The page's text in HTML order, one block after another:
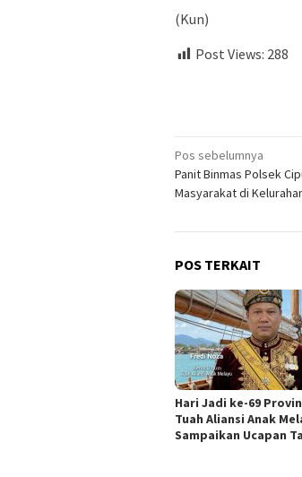
(Kun)
Post Views: 288
Navigasi
pos
Pos sebelumnya
Panit Binmas Polsek
Masyarakat di
POS TERKAIT
Hari Jadi ke-69
Tuah Aliansi Anak
Sampaikan Ucapan